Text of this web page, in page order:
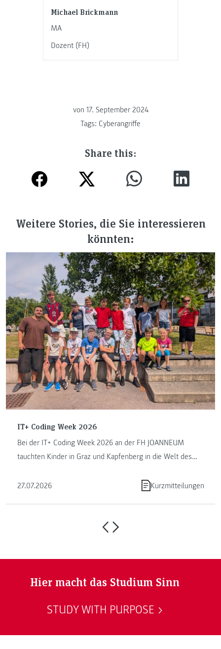
Michael Brickmann
MA
Dozent (FH)
von 17. September 2024
Tags: Cyberangriffe
Share this:
Weitere Stories, die Sie interessieren
könnten:
IT+ Coding Week 2026
Bei der IT+ Coding Week 2026 an der FH JOANNEUM
tauchten Kinder in Graz und Kapfenberg in die Welt des
27.07.2026
Kurzmitteilungen
Hier macht das Studium Sinn
STUDY WITH PURPOSE